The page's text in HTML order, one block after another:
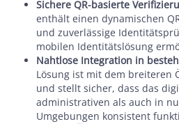
Sichere QR-basierte
enthält einen dynamischen
und zuverlässige
mobilen Identitätslösung
Nahtlose Integration in
Lösung ist mit dem breiteren
und stellt sicher, dass das
administrativen als auch in
Umgebungen konsistent